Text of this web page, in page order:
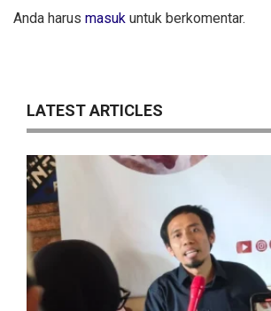
Anda harus masuk untuk berkomentar.
LATEST ARTICLES